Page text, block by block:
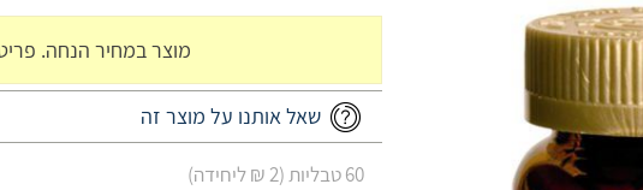
מוצר במחיר הנחה. פריט
שאל אותנו על מוצר זה
60 טבליות (2 ₪ ליחידה)